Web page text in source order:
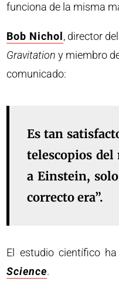
funciona de la misma
Bob Nichol , director del
Gravitation y miembro
comunicado:
Es tan
telescopios del
a Einstein,
correcto era”.
El estudio científico
Science.